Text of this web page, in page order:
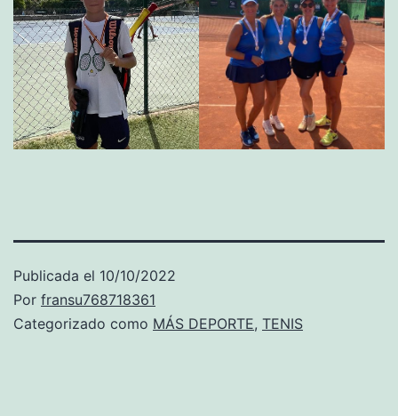
Publicada el 10/10/2022
Por fransu768718361
Categorizado como MÁS DEPORTE, TENIS